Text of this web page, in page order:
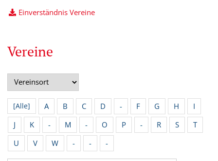
Einverständnis Vereine
Vereine
[Alle] A B C D - F G H
I
J
K - M - O P - R S
T
U
V W - - -